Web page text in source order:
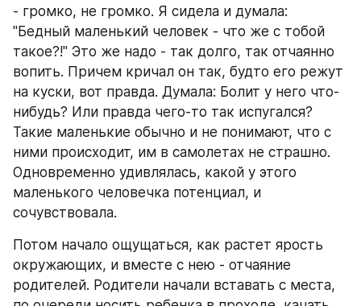
- громко, не громко. Я сидела и думала:
"Бедный маленький человек - что же с тобой
такое?!" Это же надо - так долго, так отчаянно
вопить. Причем кричал он так, будто его режут
на куски, вот правда. Думала: Болит у него что-
нибудь? Или правда чего-то так испугался?
Такие маленькие обычно и не понимают, что с
ними происходит, им в самолетах не страшно.
Одновременно удивлялась, какой у этого
маленького человечка потенциал, и
сочувствовала.
Потом начало ощущаться, как растет ярость
окружающих, и вместе с нею - отчаяние
родителей. Родители начали вставать с места,